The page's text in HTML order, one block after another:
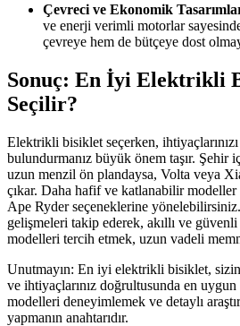
Çevreci ve Ekonomik
ve enerji verimli motorlar
çevreye hem de bütçeye dost
Sonuç: En İyi Elektrikli
Seçilir?
Elektrikli bisiklet seçerken,
bulundurmanız büyük önem taşır. Şehir
uzun menzil ön plandaysa, Volta veya
çıkar. Daha hafif ve katlanabilir modeller
Ape Ryder seçeneklerine
gelişmeleri takip ederek, akıllı ve
modelleri tercih etmek, uzun vadeli
Unutmayın: En iyi elektrikli bisiklet, sizin
ve ihtiyaçlarınız doğrultusunda en uygun
modelleri deneyimlemek ve detaylı
yapmanın anahtarıdır.